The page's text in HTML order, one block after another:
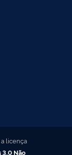
licença
3.0 Não